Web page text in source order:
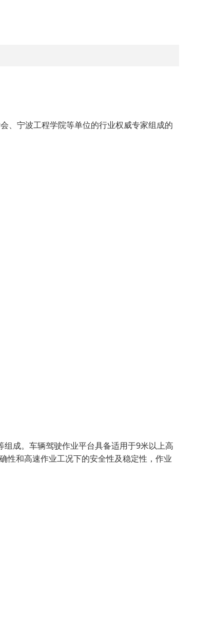
、宁波工程学院等单位的行业权威专家组成的
成。车辆驾驶作业平台具备适用于9米以上高
性和高速作业工况下的安全性及稳定性，作业